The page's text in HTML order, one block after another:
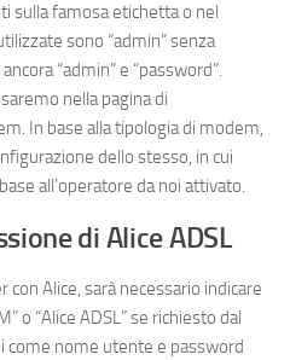
sulla famosa etichetta o nel
sono “admin” senza
“admin” e “password”.
nella pagina di
In base alla tipologia di modem,
dello stesso, in cui
all’operatore da noi attivato.
di Alice ADSL
Alice, sarà necessario indicare
o “Alice ADSL” se richiesto dal
come nome utente e password